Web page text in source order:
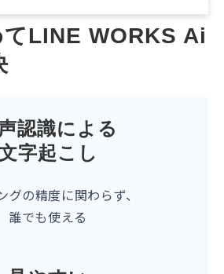
てLINE WORKS Ai
認識による
字起こし
グの精度に関わらず、
誰でも使える